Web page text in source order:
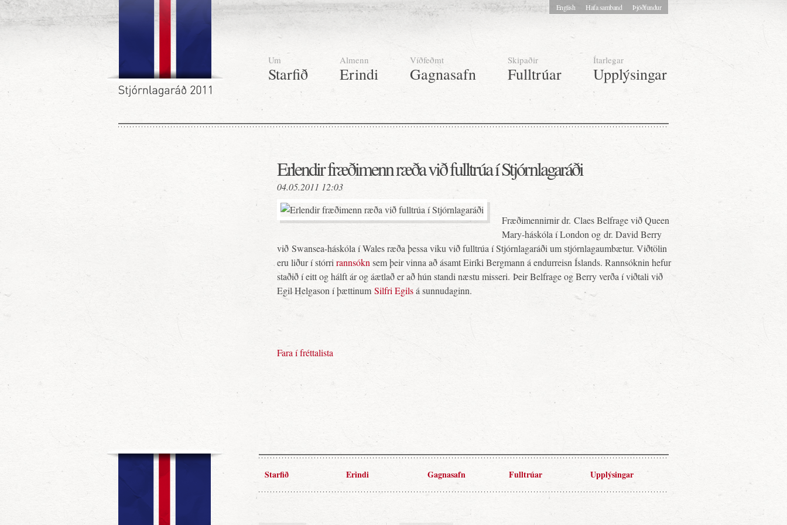
Um
Starfið
Almenn
Erindi
Víðfeðmt
Gagnasafn
Skipaðir
Fulltrúar
Ítarlegar
Upplýsingar
English Hafa samband Þjóðfundur
Erlendir fræðimenn ræða við fulltrúa í Stjórnlagaráði
04.05.2011 12:03
Fræðimennirnir dr. Claes Belfrage við Queen
Mary-háskóla í London og dr. David Berry
við Swansea-háskóla í Wales ræða þessa viku við fulltrúa í Stjórnlagaráði um stjórnlagaumbætur. Viðtölin
eru liður í stórri rannsókn sem þeir vinna að ásamt Eiríki Bergmann á endurreisn Íslands. Rannsóknin hefur
staðið í eitt og hálft ár og áætlað er að hún standi næstu misseri. Þeir Belfrage og Berry verða í viðtali við
Egil Helgason í þættinum Silfri Egilsá sunnudaginn.
Fara í fréttalista
Starfið Erindi Gagnasafn Fulltrúar Upplýsingar